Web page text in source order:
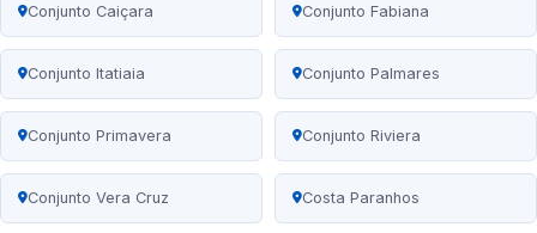
Conjunto Caiçara Conjunto Fabiana
Conjunto Itatiaia Conjunto Palmares
Conjunto Primavera Conjunto Riviera
Conjunto Vera Cruz Costa Paranhos